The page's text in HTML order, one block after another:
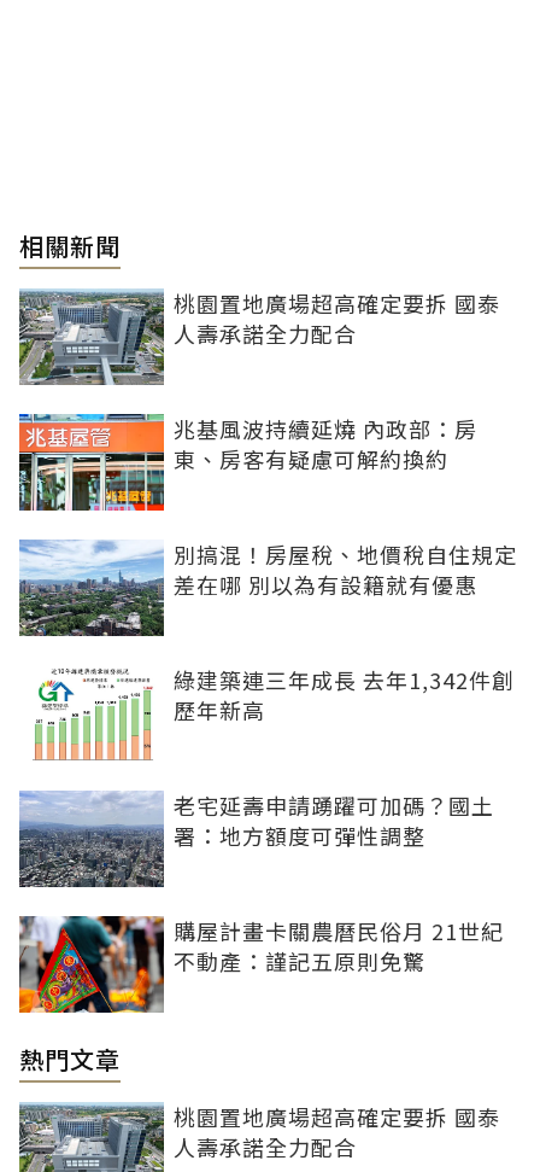
相關新聞
桃園置地廣場超高確定要拆 國泰
人壽承諾全力配合
兆基風波持續延燒 內政部：房
東、房客有疑慮可解約換約
別搞混！房屋稅、地價稅自住規定
差在哪 別以為有設籍就有優惠
綠建築連三年成長 去年1,342件創
歷年新高
老宅延壽申請踴躍可加碼？國土
署：地方額度可彈性調整
購屋計畫卡關農曆民俗月 21世紀
不動產：謹記五原則免驚
熱門文章
桃園置地廣場超高確定要拆 國泰
人壽承諾全力配合